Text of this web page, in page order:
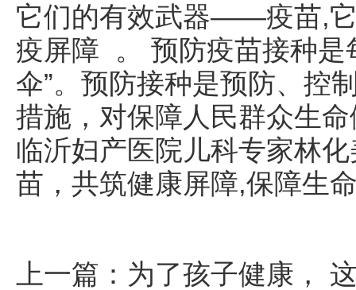
它们的有效武器——疫苗,
疫屏障 。 预防疫苗接种是
伞”。预防接种是预防、控
措施，对保障人民群众生
临沂妇产医院儿科专家林
苗，共筑健康屏障,保障生
上一篇： 为了孩子健康，